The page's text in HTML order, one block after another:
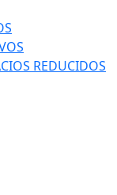
REDUCIDOS